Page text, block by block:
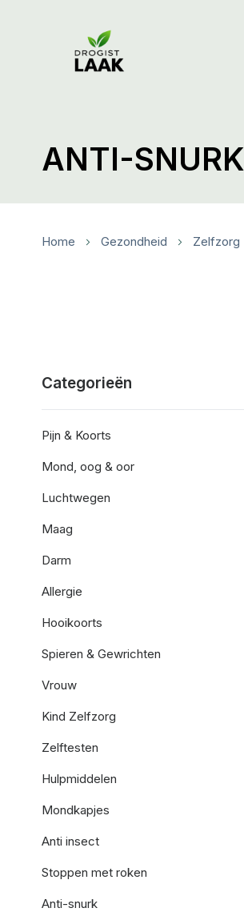
ANTI-SNURK
Home Gezondheid Zelfzorg
Categorieën
Pijn & Koorts
Mond, oog & oor
Luchtwegen
Maag
Darm
Allergie
Hooikoorts
Spieren & Gewrichten
Vrouw
Kind Zelfzorg
Zelftesten
Hulpmiddelen
Mondkapjes
Anti insect
Stoppen met roken
Anti-snurk